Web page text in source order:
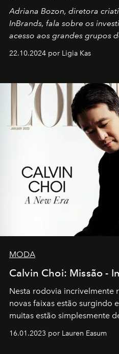
Adriana Bozon, diretora
InBrands, fala sobre os
acesso aos grandes grupos
22.10.2024 por Ligia Kas
MODA
Calvin Choi: Missão -
Nesta rodovia incrivelmente
novas faixas estão surgindo
muitas estão simplesmente
transportador AMTD
16.01.2023 por Lauren Easum